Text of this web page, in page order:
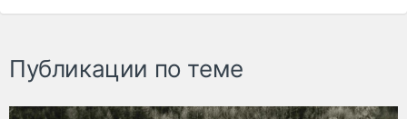
Публикации по теме